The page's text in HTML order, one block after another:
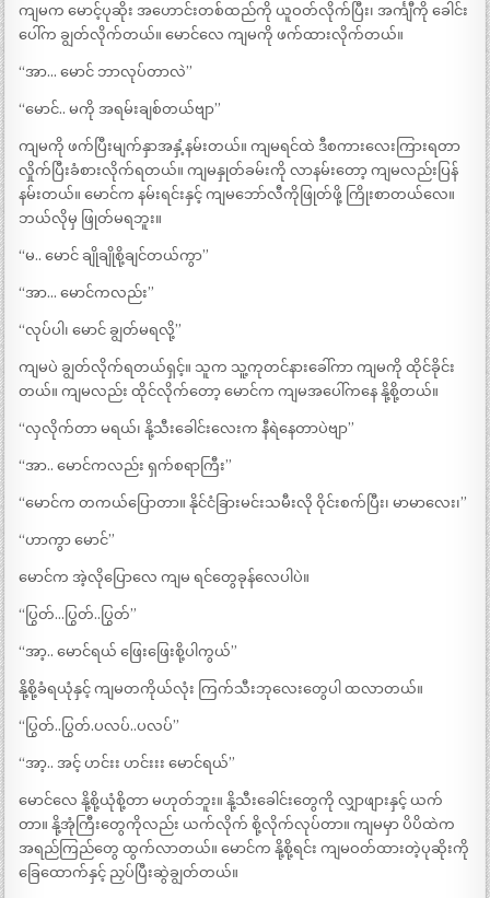
ကျမက မောင့်ပုဆိုး အဟောင်းတစ်ထည်ကို ယူဝတ်လိုက်ပြီး၊ အင်္ကျီကို ခေါင်း
ပေါ်က ချွတ်လိုက်တယ်။ မောင်လေ ကျမကို ဖက်ထားလိုက်တယ်။
“အာ… မောင် ဘာလုပ်တာလဲ”
“မောင်.. မကို အရမ်းချစ်တယ်ဗျာ”
ကျမကို ဖက်ပြီးမျက်နှာအနှံ့နမ်းတယ်။ ကျမရင်ထဲ ဒီစကားလေးကြားရတာ
လှိုက်ပြီးခံစားလိုက်ရတယ်။ ကျမနှုတ်ခမ်းကို လာနမ်းတော့ ကျမလည်းပြန်
နမ်းတယ်။ မောင်က နမ်းရင်းနှင့် ကျမဘော်လီကိုဖြုတ်ဖို့ ကြိုးစာတယ်လေ။
ဘယ်လိုမှ ဖြုတ်မရဘူး။
“မ.. မောင် ချိုချိုစို့ချင်တယ်ကွာ”
“အာ… မောင်ကလည်း”
“လုပ်ပါ၊ မောင် ချွတ်မရလို့”
ကျမပဲ ချွတ်လိုက်ရတယ်ရှင့်။ သူက သူ့ကုတင်နားခေါ်ကာ ကျမကို ထိုင်ခိုင်း
တယ်။ ကျမလည်း ထိုင်လိုက်တော့ မောင်က ကျမအပေါ်ကနေ နို့စို့တယ်။
“လှလိုက်တာ မရယ်၊ နို့သီးခေါင်းလေးက နီရဲနေတာပဲဗျာ”
“အာ.. မောင်ကလည်း ရှက်စရာကြီး”
“မောင်က တကယ်ပြောတာ။ နိုင်ငံခြားမင်းသမီးလို ဝိုင်းစက်ပြီး၊ မာမာလေး၊”
“ဟာကွာ မောင်”
မောင်က အဲ့လိုပြောလေ ကျမ ရင်တွေခုန်လေပါပဲ။
“ပြွတ်…ပြွတ်..ပြွတ်”
“အာ့.. မောင်ရယ် ဖြေးဖြေးစို့ပါကွယ်”
နို့စို့ခံရယုံနှင့် ကျမတကိုယ်လုံး ကြက်သီးဘုလေးတွေပါ ထလာတယ်။
“ပြွတ်..ပြွတ်.ပလပ်..ပလပ်”
“အာ့.. အင့် ဟင်းး ဟင်းးး မောင်ရယ်”
မောင်လေ နို့စို့ယုံစို့တာ မဟုတ်ဘူး။ နို့သီးခေါင်းတွေကို လျှာဖျားနှင့် ယက်
တာ။ နို့အုံကြီးတွေကိုလည်း ယက်လိုက် စို့လိုက်လုပ်တာ။ ကျမမှာ ပိပိထဲက
အရည်ကြည်တွေ ထွက်လာတယ်။ မောင်က နို့စို့ရင်း ကျမဝတ်ထားတဲ့ပုဆိုးကို
ခြေထောက်နှင့် ညှပ်ပြီးဆွဲချွတ်တယ်။